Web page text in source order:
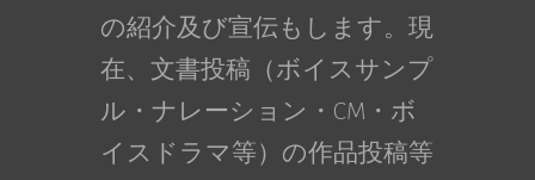
の紹介及び宣伝もします。現
在、文書投稿（ボイスサンプ
ル・ナレーション・CM・ボ
イスドラマ等）の作品投稿等